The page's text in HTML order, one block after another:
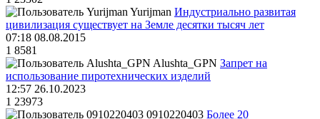
Yurijman Индустриально развитая
цивилизация существует на Земле десятки тысяч лет
07:18 08.08.2015
1 8581
Alushta_GPN Запрет на
использование пиротехнических изделий
12:57 26.10.2023
1 23973
0910220403 Более 20